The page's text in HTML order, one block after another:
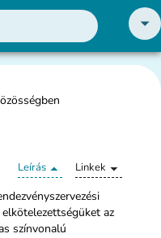
Leírás Linkek
az
színvonalú